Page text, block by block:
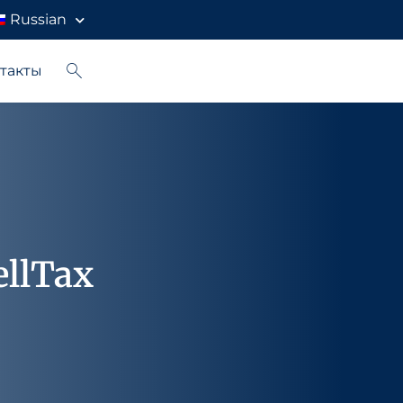
Russian